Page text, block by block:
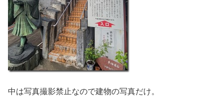
中は写真撮影禁止なので建物の写真だけ。